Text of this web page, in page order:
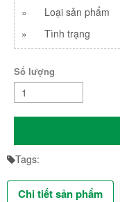
»
Loại sản phẩm
»
Tình trạng
Số lượng
Tags:
Chi tiết sản phẩm